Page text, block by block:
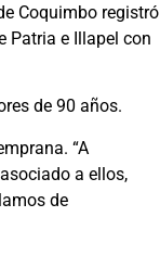
Coquimbo registró
Patria e Illapel con
de 90 años.
“A
a ellos,
de